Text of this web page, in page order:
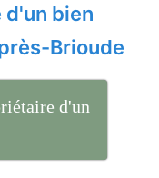
bien
Brioude
d'un